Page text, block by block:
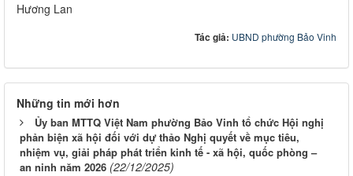
Hương Lan
Tác giả: UBND phường Bảo Vinh
Những tin mới hơn
Ủy ban MTTQ Việt Nam phường Bảo Vinh tổ chức Hội nghị
phản biện xã hội đối với dự thảo Nghị quyết về mục tiêu,
nhiệm vụ, giải pháp phát triển kinh tế - xã hội, quốc phòng –
an ninh năm 2026 (22/12/2025)